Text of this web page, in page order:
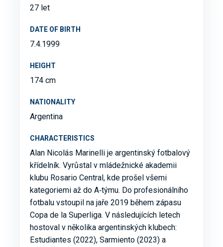
27 let
DATE OF BIRTH
7.4.1999
HEIGHT
174 cm
NATIONALITY
Argentina
CHARACTERISTICS
Alan Nicolás Marinelli je argentinský fotbalový
křídelník. Vyrůstal v mládežnické akademii
klubu Rosario Central, kde prošel všemi
kategoriemi až do A‑týmu. Do profesionálního
fotbalu vstoupil na jaře 2019 během zápasu
Copa de la Superliga. V následujících letech
hostoval v několika argentinských klubech:
Estudiantes (2022), Sarmiento (2023) a